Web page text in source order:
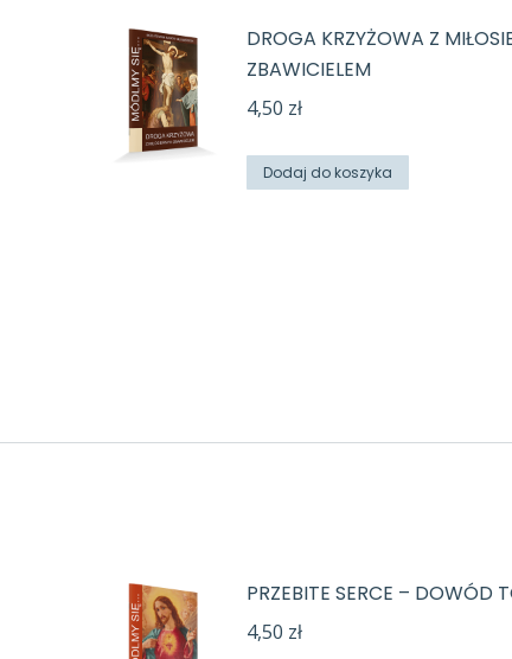
DROGA KRZYŻOWA Z
ZBAWICIELEM
4,50 zł
Dodaj do koszyka
PRZEBITE SERCE – DOWÓD
4,50 zł